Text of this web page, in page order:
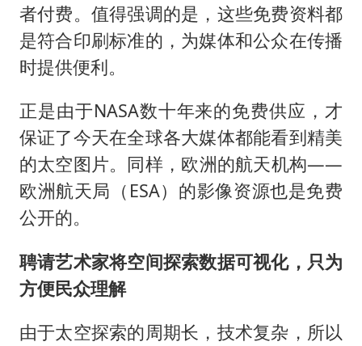
者付费。值得强调的是，这些免费资料都
是符合印刷标准的，为媒体和公众在传播
时提供便利。
正是由于NASA数十年来的免费供应，才
保证了今天在全球各大媒体都能看到精美
的太空图片。同样，欧洲的航天机构——
欧洲航天局（ESA）的影像资源也是免费
公开的。
聘请艺术家将空间探索数据可视化，只为
方便民众理解
由于太空探索的周期长，技术复杂，所以